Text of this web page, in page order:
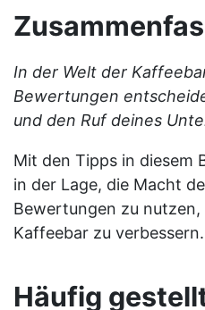
In der Welt der
Bewertungen
und den Ruf deines
Mit den Tipps in diesem
in der Lage, die Macht
Bewertungen zu nutzen,
Kaffeebar zu verbessern.
Häufig